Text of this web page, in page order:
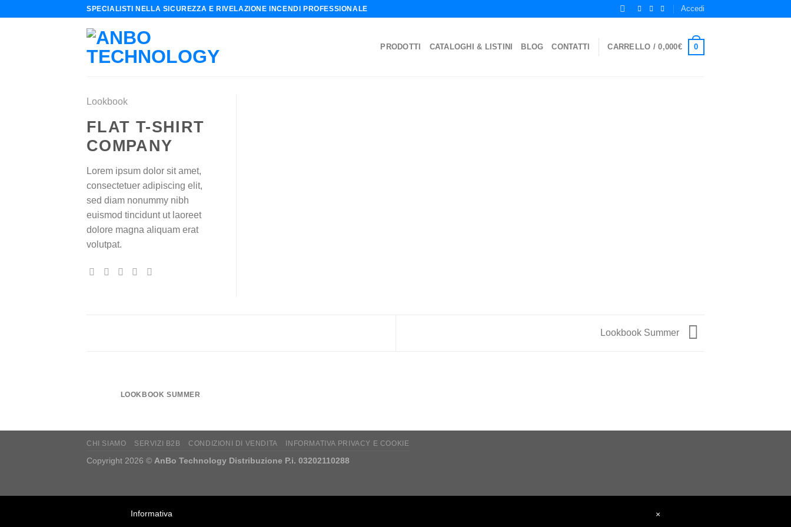
SPECIALISTI NELLA SICUREZZA E RIVELAZIONE INCENDI PROFESSIONALE Accedi
PRODOTTI CATALOGHI & LISTINI BLOG CONTATTI CARRELLO /0,000€ 0
Lookbook
FLAT T-SHIRT
COMPANY
Lorem ipsum dolor sit amet,
consectetuer adipiscing elit,
sed diam nonummy nibh
euismod tincidunt ut laoreet
dolore magna aliquam erat
volutpat.
Lookbook Summer
LOOKBOOK SUMMER
CHI SIAMO SERVIZI B2B CONDIZIONI DI VENDITA INFORMATIVA PRIVACY E COOKIE
Copyright 2026 © AnBo Technology Distribuzione P.i. 03202110288
×
Informativa